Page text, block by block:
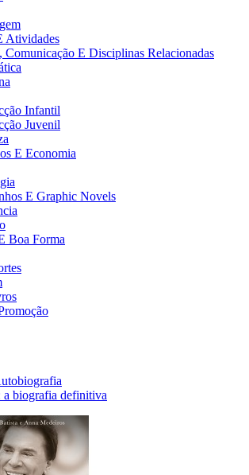
Atividades
Comunicação E Disciplinas Relacionadas
Infantil
Juvenil
E Economia
E Graphic Novels
Boa Forma
a biografia definitiva